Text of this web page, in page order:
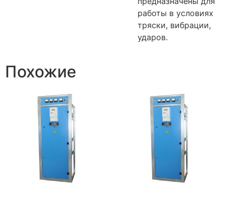
работы в условиях
тряски, вибрации,
ударов.
Похожие